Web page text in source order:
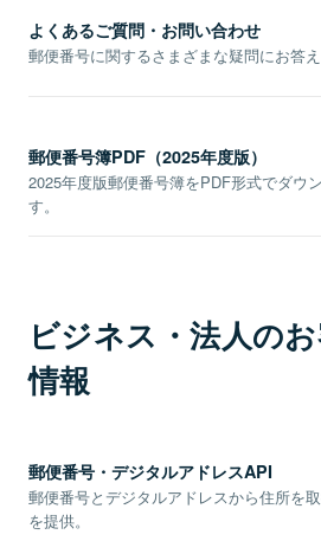
よくあるご質問・お問い合わせ
郵便番号に関するさまざまな疑問にお答え
郵便番号簿PDF（2025年度版）
2025年度版郵便番号簿をPDF形式でダウ
す。
ビジネス・法人の
情報
郵便番号・デジタルアドレスAPI
郵便番号とデジタルアドレスから住所を
を提供。